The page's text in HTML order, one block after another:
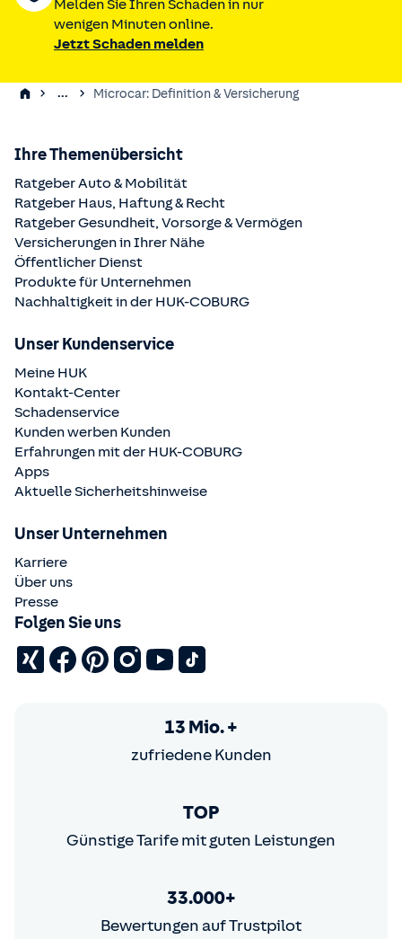
Melden Sie Ihren Schaden in nur
wenigen Minuten online.
Jetzt Schaden melden
... Microcar: Definition & Versicherung
Ihre Themenübersicht
Ratgeber Auto & Mobilität
Ratgeber Haus, Haftung & Recht
Ratgeber Gesundheit, Vorsorge & Vermögen
Versicherungen in Ihrer Nähe
Öffentlicher Dienst
Produkte für Unternehmen
Nachhaltigkeit in der HUK-COBURG
Unser Kundenservice
Meine HUK
Kontakt-Center
Schadenservice
Kunden werben Kunden
Erfahrungen mit der HUK-COBURG
Apps
Aktuelle Sicherheitshinweise
Unser Unternehmen
Karriere
Über uns
Presse
Folgen Sie uns
13 Mio. +
zufriedene Kunden
TOP
Günstige Tarife mit guten Leistungen
33.000+
Bewertungen auf Trustpilot